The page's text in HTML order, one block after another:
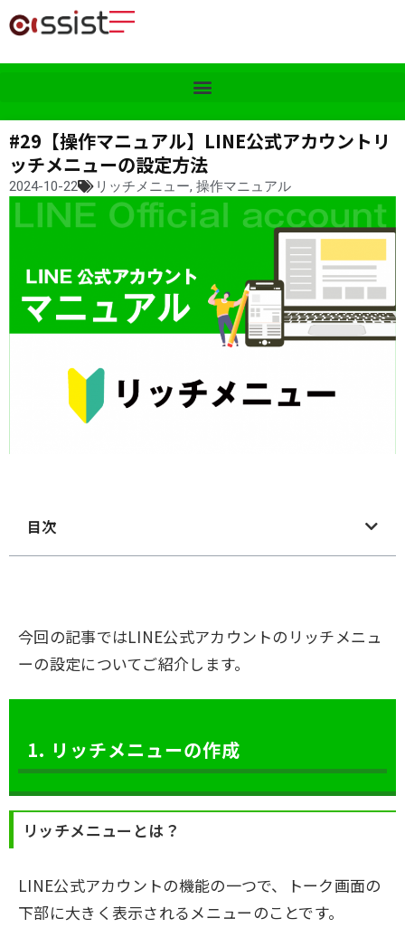
#29【操作マニュアル】LINE公式アカウントリ
ッチメニューの設定方法
2024-10-22 リッチメニュー, 操作マニュアル
目次
今回の記事ではLINE公式アカウントのリッチメニュ
ーの設定についてご紹介します。
1. リッチメニューの作成
リッチメニューとは？
LINE公式アカウントの機能の一つで、トーク画面の
下部に大きく表示されるメニューのことです。